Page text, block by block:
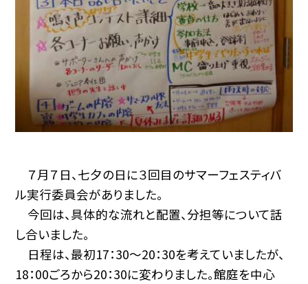
７月７日、七夕の日に３回目のサマーフェスティバ
ル実行委員会がありました。
今回は、具体的な流れと配置、分担等について話
し合いました。
日程は、最初17：30〜20：30を考えていましたが、
18：00ごろから20：30に変わりました。館庭を中心